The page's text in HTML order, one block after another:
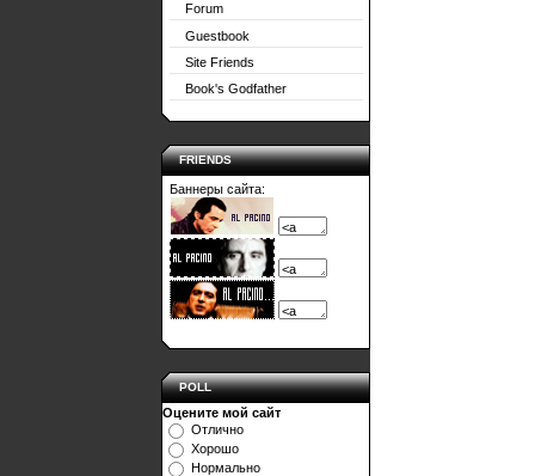
Forum
Guestbook
Site Friends
Book's Godfather
FRIENDS
Баннеры сайта:
POLL
Оцените мой сайт
Отлично
Хорошо
Нормально